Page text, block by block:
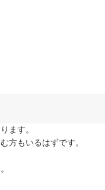
ます。
方もいるはずです。